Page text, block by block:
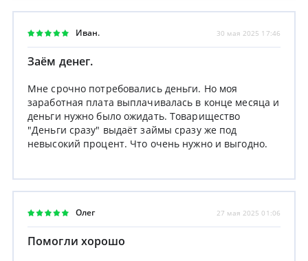
Иван. 30 мая 2025 17:46
Заём денег.
Мне срочно потребовались деньги. Но моя
заработная плата выплачивалась в конце месяца и
деньги нужно было ожидать. Товарищество
"Деньги сразу" выдаёт займы сразу же под
невысокий процент. Что очень нужно и выгодно.
Олег 27 мая 2025 01:06
Помогли хорошо